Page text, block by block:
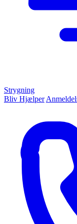
Strygning
Bliv Hjælper